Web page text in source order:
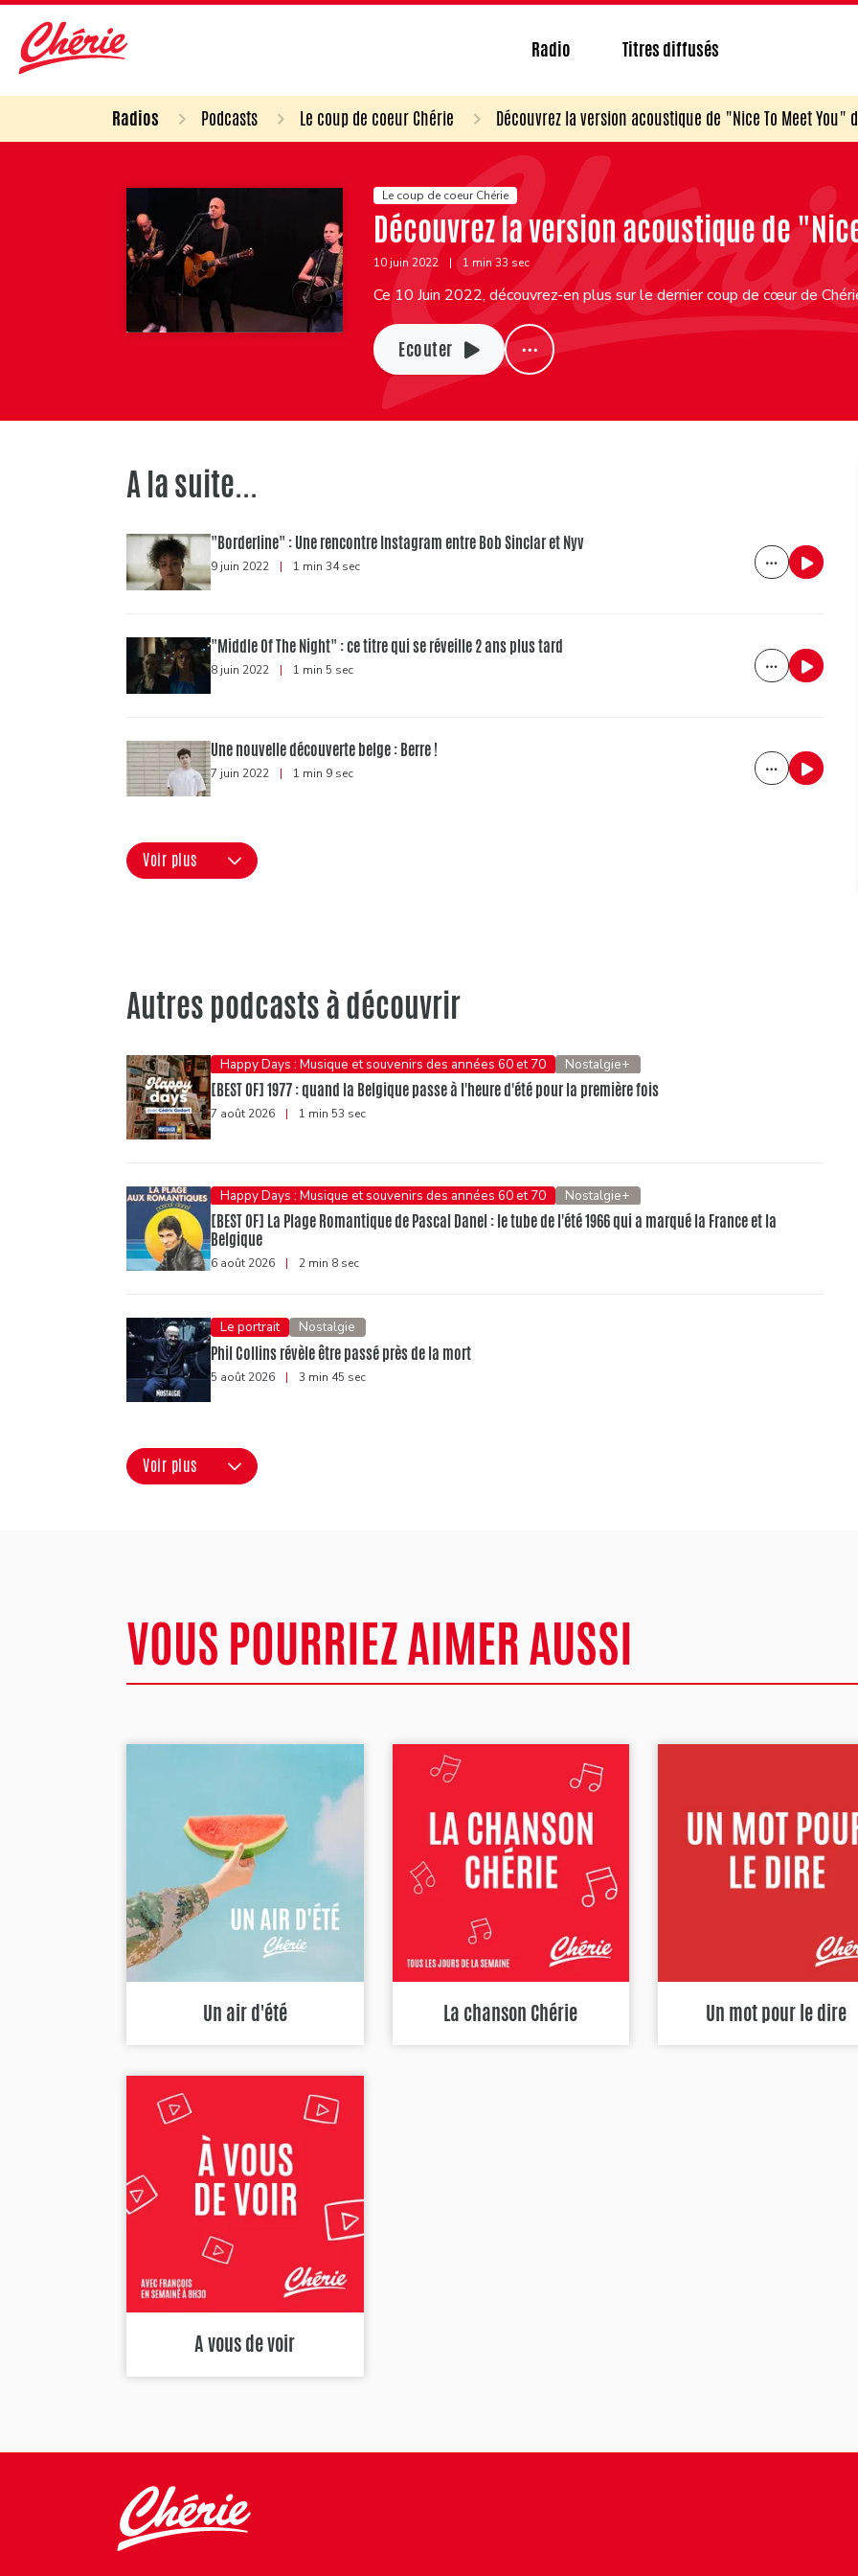
Radio Titres diffusés
Radios Podcasts Le coup de coeur Chérie Découvrez la version acoustique de "Nice To Meet You"
Le coup de coeur Chérie
Découvrez la version acoustique de
10 juin 2022 | 1 min 33 sec
Ce 10 Juin 2022, découvrez-en plus sur le dernier coup de cœur de
Ecouter
A la suite...
"Borderline" : Une rencontre Instagram entre Bob Sinclar et Nyv
9 juin 2022 | 1 min 34 sec
"Middle Of The Night" : ce titre qui se réveille 2 ans plus tard
8 juin 2022 | 1 min 5 sec
Une nouvelle découverte belge : Berre !
7 juin 2022 | 1 min 9 sec
Voir plus
Autres podcasts à découvrir
Happy Days : Musique et souvenirs des années 60 et 70 Nostalgie+
[BEST OF] 1977 : quand la Belgique passe à l'heure d'été pour la première fois
7 août 2026 | 1 min 53 sec
Happy Days : Musique et souvenirs des années 60 et 70 Nostalgie+
[BEST OF] La Plage Romantique de Pascal Danel : le tube de l'été 1966 qui a marqué la France et la
Belgique
6 août 2026 | 2 min 8 sec
Le portrait Nostalgie
Phil Collins révèle être passé près de la mort
5 août 2026 | 3 min 45 sec
Voir plus
VOUS POURRIEZ AIMER AUSSI
Un air d'été La chanson Chérie Un mot pour le dire
A vous de voir